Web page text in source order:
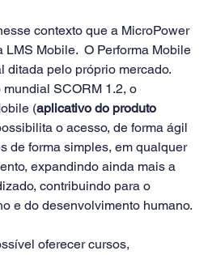
contexto que a MicroPower
LMS Mobile. O Performa Mobile
ditada pelo próprio mercado.
SCORM 1.2, o
(aplicativo do produto
o acesso, de forma ágil
de forma simples, em qualquer
expandindo ainda mais a
contribuindo para o
e do desenvolvimento humano.
oferecer cursos,